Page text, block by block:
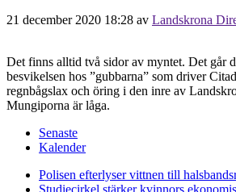
21 december 2020 18:28 av Landskrona
Det finns alltid två sidor av myntet. Det går
besvikelsen hos ”gubbarna” som driver
regnbågslax och öring i den inre av
Mungiporna är låga.
Senaste
Kalender
Polisen efterlyser vittnen till
Studiecirkel stärker kvinnors